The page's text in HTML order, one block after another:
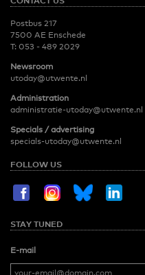
Postbus 217
7500 AE Enschede
T: 053 - 489 2029
Newsroom
utoday@utwente.nl
Administration
administratie-utoday@utwente.nl
Specials / advertising
specials-utoday@utwente.nl
FOLLOW US
STAY TUNED
E-mail